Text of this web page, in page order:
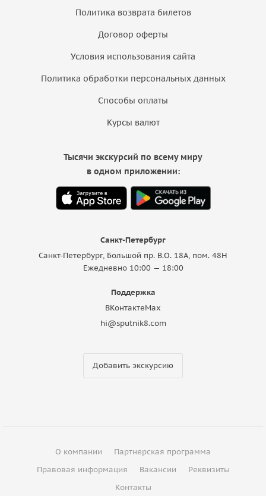
Политика возврата билетов
Договор оферты
Условия использования сайта
Политика обработки персональных данных
Способы оплаты
Курсы валют
Санкт-Петербург
Санкт-Петербург, Большой пр. В.О. 18A, пом. 48Н
Ежедневно 10:00 — 18:00
Поддержка
ВКонтактеMax
hi@sputnik8.com
Добавить экскурсию
Тысячи экскурсий по всему миру
в одном приложении:
О компании
Партнерская программа
Правовая информация
Вакансии
Реквизиты
Контакты